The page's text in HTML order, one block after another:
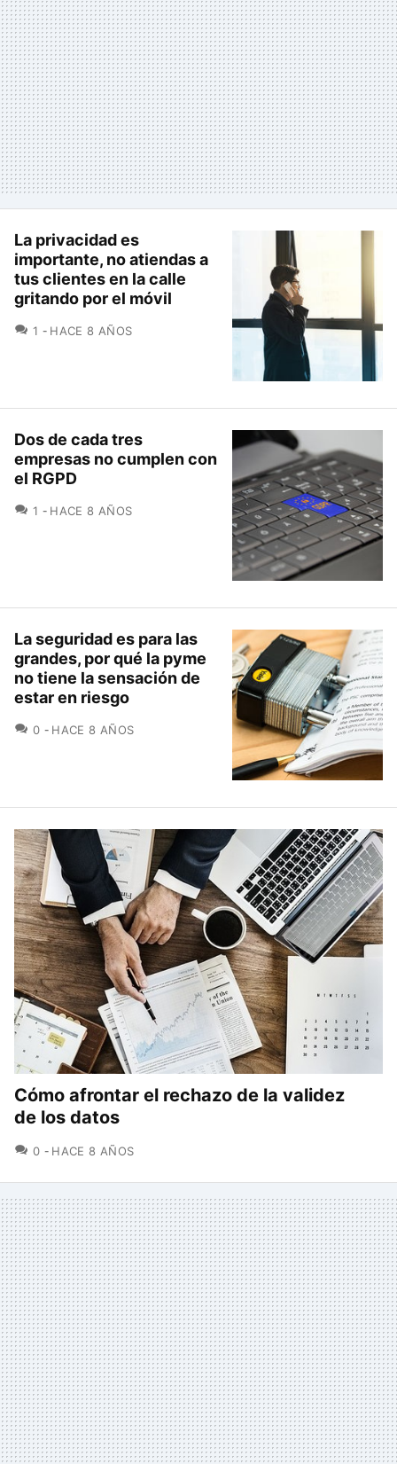
La privacidad es
importante, no atiendas a
tus clientes en la calle
gritando por el móvil
1 COMENTARIOS
HACE 8 AÑOS
Dos de cada tres
empresas no cumplen con
el RGPD
1 COMENTARIOS
HACE 8 AÑOS
La seguridad es para las
grandes, por qué la pyme
no tiene la sensación de
estar en riesgo
0 COMENTARIOS
HACE 8 AÑOS
Cómo afrontar el rechazo de la validez
de los datos
0 COMENTARIOS
HACE 8 AÑOS